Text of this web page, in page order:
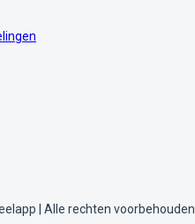
| Alle rechten voorbehouden